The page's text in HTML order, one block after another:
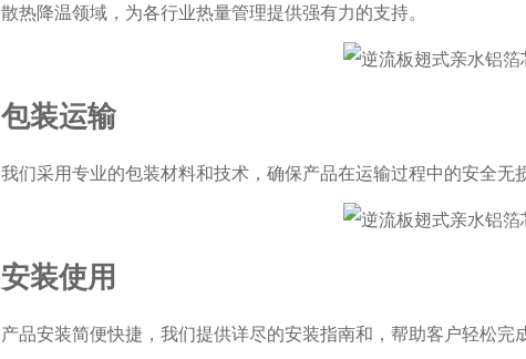
散热降温领域，为各行业热量管理提供强有力的支持。
包装运输
我们采用专业的包装材料和技术，确保产品在运输过程中的安全无
安装使用
产品安装简便快捷，我们提供详尽的安装指南和，帮助客户轻松